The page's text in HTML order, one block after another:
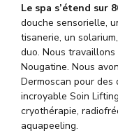
Le spa s’étend sur
douche sensorielle,
tisanerie, un
duo. Nous
Nougatine. Nous
Dermoscan pour des
incroyable Soin
cryothérapie,
aquapeeling.